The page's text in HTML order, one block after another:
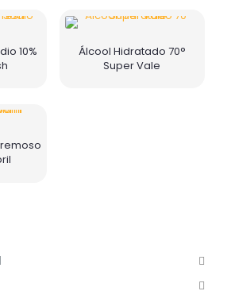
10%
Álcool Hidratado 70°
Super Vale